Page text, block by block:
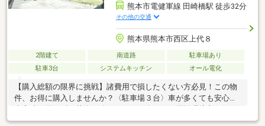
熊本市電健軍線 田崎橋駅 徒歩32分
その他の交通
熊本県熊本市西区上代８
2階建て 南道路
駐車場あり
駐車3台
システムキッチン オール電化
【購入総額の限界に挑戦】諸費用で損したくない方必見！この物
件、お得に購入しませんか？〈駐車場３台〉車が多くても安心。
来客時も困らず、荷物の積み下ろしも楽々。〈周辺環境良好〉便
利な街で心地よく。毎日のお買い物や通学がスムーズで安心。